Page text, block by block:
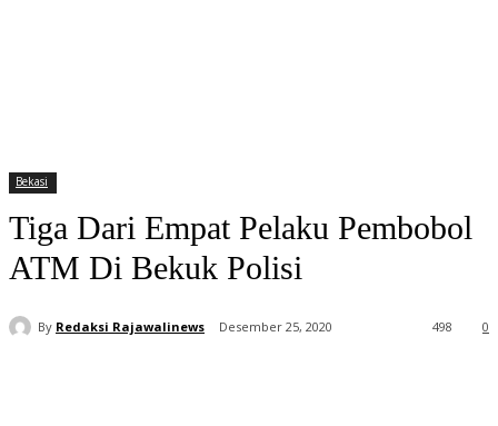
Bekasi
Tiga Dari Empat Pelaku Pembobol
ATM Di Bekuk Polisi
By Redaksi Rajawalinews Desember 25, 2020 0
498